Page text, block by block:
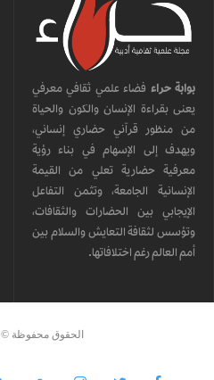
بوابة حراء فضاء علمي ثقافي معرفي
يعنى بقراءة الإنسان والكون والحياة
من منظور قرآني حضاري إنساني،
ويهدف إلى الإسهام في بناء رؤية
معرفية حضارية تعلي من القيمة
الإنسانية الجامعة، وتثمن التفاعل
الإيجابي بين الحضارات والثقافات،
وتؤسس لثقافة التعايش والسلام بين
أمم العالم رغم اختلافاتها.
الحقوق محفوظة © hiragate.com